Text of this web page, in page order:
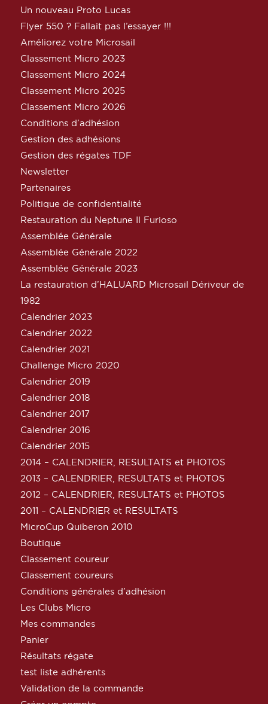
Un nouveau Proto Lucas
Flyer 550 ? Fallait pas l’essayer !!!
Améliorez votre Microsail
Classement Micro 2023
Classement Micro 2024
Classement Micro 2025
Classement Micro 2026
Conditions d’adhésion
Gestion des adhésions
Gestion des régates TDF
Newsletter
Partenaires
Politique de confidentialité
Restauration du Neptune Il Furioso
Assemblée Générale
Assemblée Générale 2022
Assemblée Générale 2023
La restauration d’HALUARD Microsail Dériveur de
1982
Calendrier 2023
Calendrier 2022
Calendrier 2021
Challenge Micro 2020
Calendrier 2019
Calendrier 2018
Calendrier 2017
Calendrier 2016
Calendrier 2015
2014 – CALENDRIER, RESULTATS et PHOTOS
2013 – CALENDRIER, RESULTATS et PHOTOS
2012 – CALENDRIER, RESULTATS et PHOTOS
2011 – CALENDRIER et RESULTATS
MicroCup Quiberon 2010
Boutique
Classement coureur
Classement coureurs
Conditions générales d’adhésion
Les Clubs Micro
Mes commandes
Panier
Résultats régate
test liste adhérents
Validation de la commande